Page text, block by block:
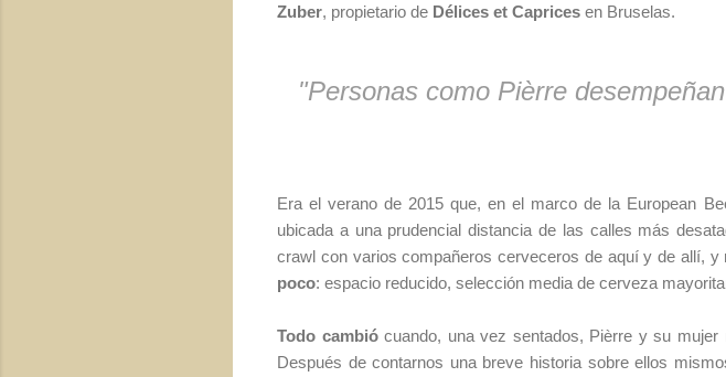
Zuber, propietario de Délices et Caprices en Bruselas.
"Personas como Pièrre
Era el verano de 2015 que, en el marco de la European
ubicada a una prudencial distancia de las calles más
crawl con varios compañeros cerveceros de aquí y de allí,
poco: espacio reducido, selección media de cerveza
Todo cambiócuando, una vez sentados, Pièrre y su mujer
Después de contarnos una breve historia sobre ellos